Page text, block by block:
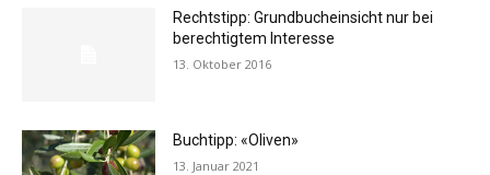
Rechtstipp: Grundbucheinsicht nur bei
berechtigtem Interesse
13. Oktober 2016
Buchtipp: «Oliven»
13. Januar 2021